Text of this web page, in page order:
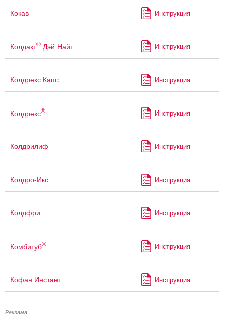
Кокав Инструкция
Колдакт® Дэй Найт Инструкция
Колдрекс Капс Инструкция
Колдрекс® Инструкция
Колдрилиф Инструкция
Колдро-Икс Инструкция
Колдфри Инструкция
Комбитуб® Инструкция
Кофан Инстант Инструкция
Реклама